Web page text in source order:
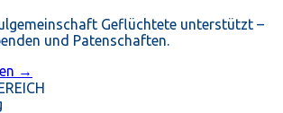
Geflüchtete unterstützt –
und Patenschaften.
→